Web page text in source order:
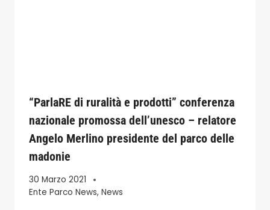
“ParlaRE di ruralità e prodotti” conferenza
nazionale promossa dell’unesco – relatore
Angelo Merlino presidente del parco delle
madonie
30 Marzo 2021
Ente Parco News, News